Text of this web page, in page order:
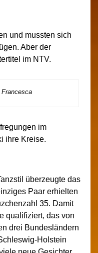
und mussten sich
Aber der
im NTV.
im
ihre Kreise.
überzeugte das
Paar erhielten
35. Damit
qualifiziert, das von
drei Bundesländern
Holstein